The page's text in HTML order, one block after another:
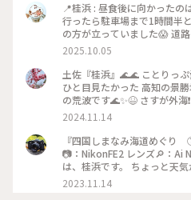
📍桂浜 : 昼食後に向かったの
行ったら駐車場まで1時間半
の方が立っていました😱 道
あるし、これ以上待つこと
Google先生です✨ Google
間なんと10分！ 先生を信じ
民の方しか使わないような道
した🙌🏻 : 少ない時間ですが
行く予定でしたが、時間の
す🥲 桂浜の波は激しくてび
した✨ : 散策後は桂浜テラ
はまたあとで投稿します！ :
: 📷:2025.8.13 Wed. : #こと
の装い #桂浜 #砂浜 #海の風景#初めての高知 #桂浜 #高知
#milkのミルキーな毎日
2025.10.05
土佐『桂浜』🌊🌊 ことりっ
ひと目見たかった 高知の景
の荒波です🌊✨😆 さすが外海
止🈲ですが サーフィンがで
水平線✨ 瀬戸内の海とは全
満点です😆 高台から見ると
うで恐ろしいような景色でし
の海を 見下ろす龍馬様にも
けました🌊 ・ ・ #クラシカルな街 #秋の彩り #美しい
りっぷ愛媛高知ドライブ旅 #
2024.11.14
『四国しまなみ海道めぐり ⑦』 撮影日：９月２０日
📷：NikonFE2 レンズ🔎：Ai
は、桂浜です。 ちょっと天
降ってきましたが、 本降り
す。 景色がとても素敵で、 夕日も綺麗で、 たくさん写真を撮
2023.11.14